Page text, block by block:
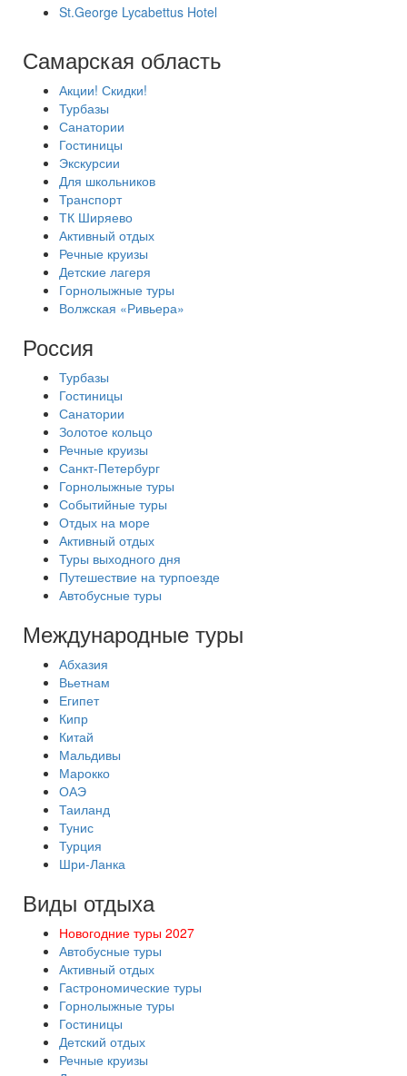
St.George Lycabettus Hotel
Самарская область
Акции! Скидки!
Турбазы
Санатории
Гостиницы
Экскурсии
Для школьников
Транспорт
ТК Ширяево
Активный отдых
Речные круизы
Детские лагеря
Горнолыжные туры
Волжская «Ривьера»
Россия
Турбазы
Гостиницы
Санатории
Золотое кольцо
Речные круизы
Санкт-Петербург
Горнолыжные туры
Событийные туры
Отдых на море
Активный отдых
Туры выходного дня
Путешествие на турпоезде
Автобусные туры
Международные туры
Абхазия
Вьетнам
Египет
Кипр
Китай
Мальдивы
Марокко
ОАЭ
Таиланд
Тунис
Турция
Шри-Ланка
Виды отдыха
Новогодние туры 2027
Автобусные туры
Активный отдых
Гастрономические туры
Горнолыжные туры
Гостиницы
Детский отдых
Речные круизы